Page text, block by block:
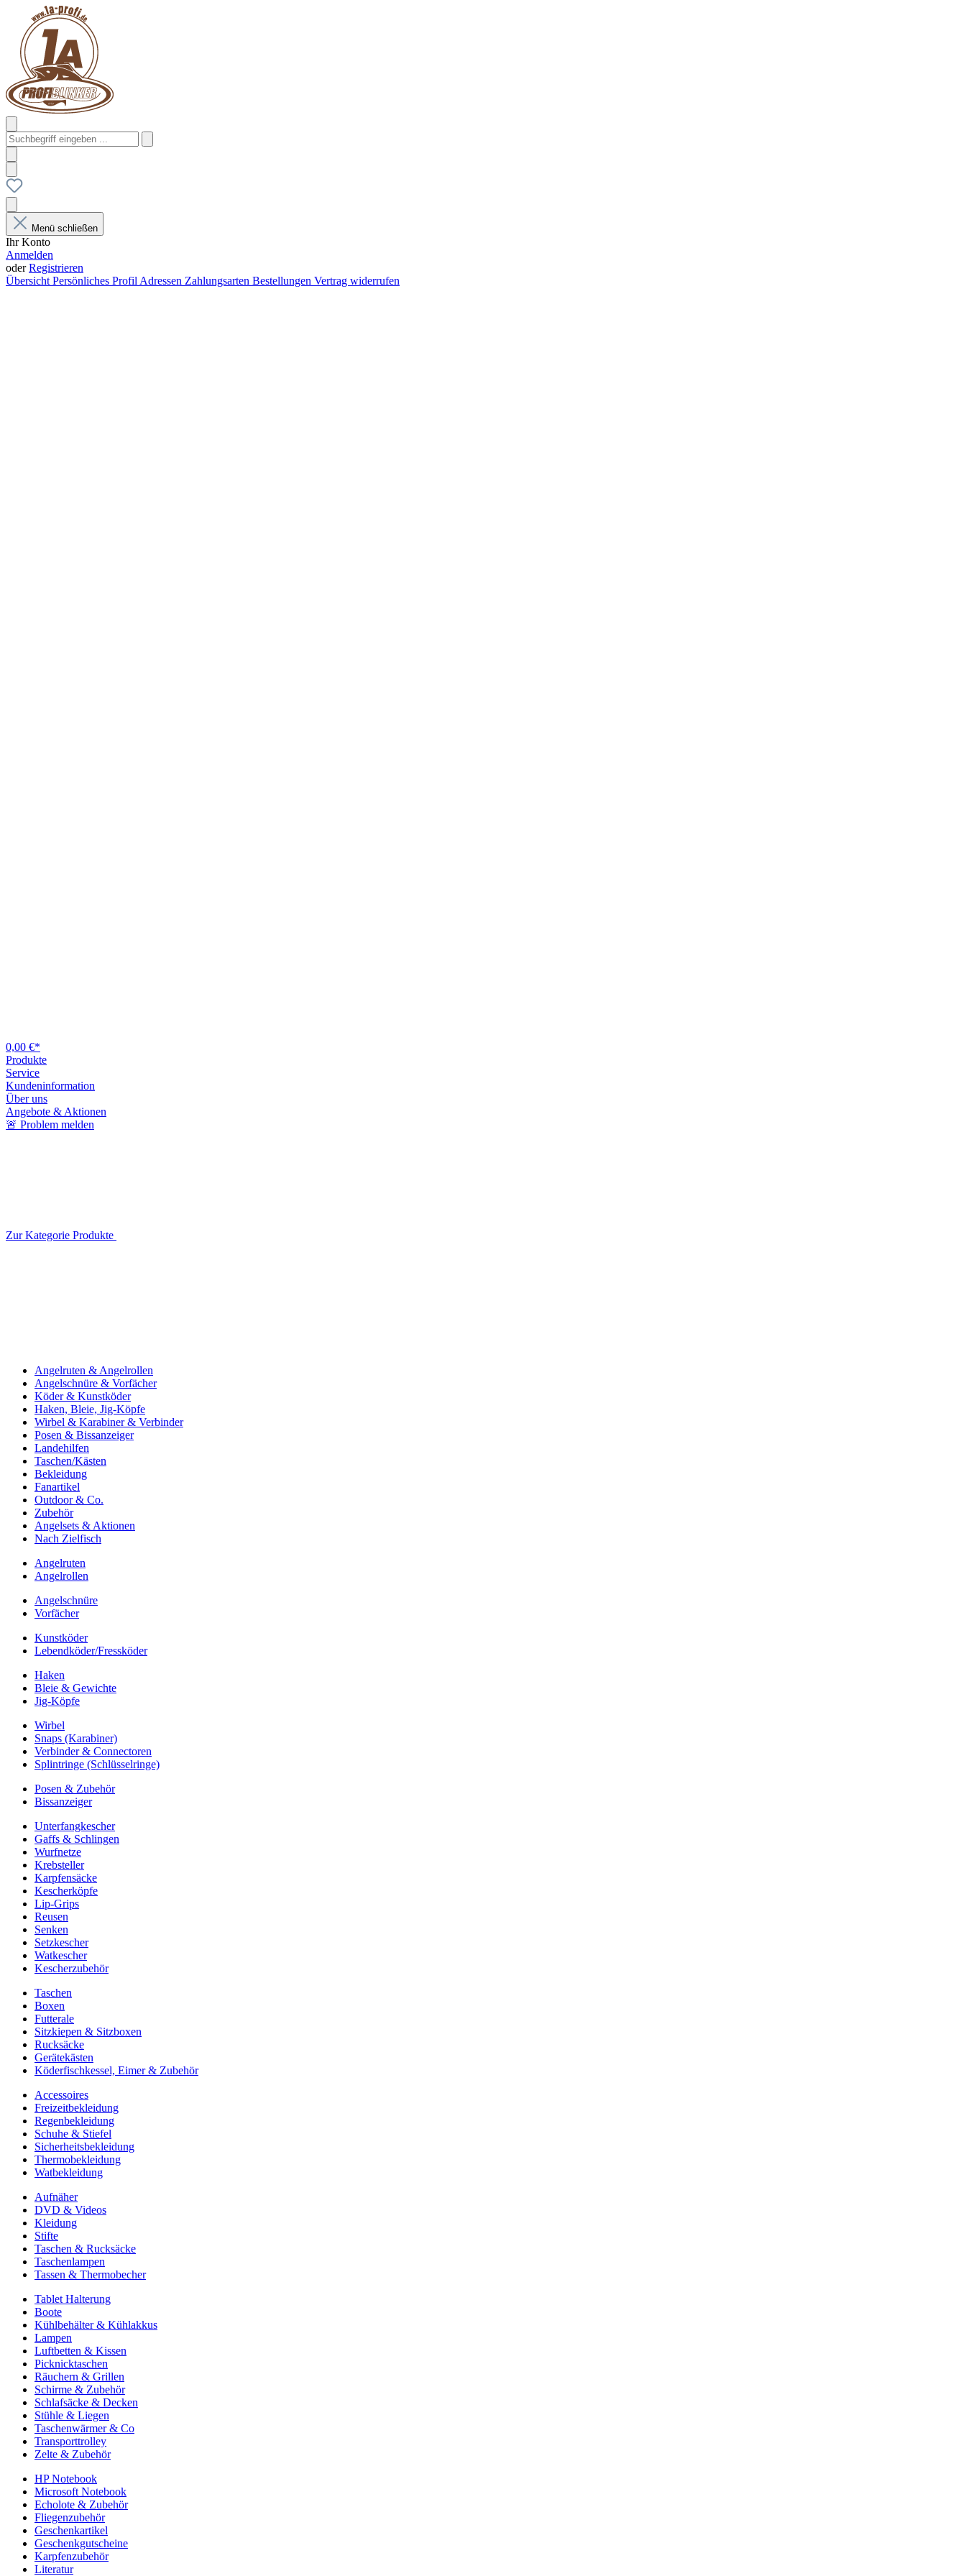
Menü schließen
Ihr Konto
Anmelden
oderRegistrieren
Übersicht Persönliches Profil Adressen Zahlungsarten Bestellungen Vertrag widerrufen
0,00 €*
Produkte
Service
Kundeninformation
Über uns
Angebote & Aktionen
🚨 Problem melden
Zur Kategorie Produkte
Angelruten & Angelrollen
Angelschnüre & Vorfächer
Köder & Kunstköder
Haken, Bleie, Jig-Köpfe
Wirbel & Karabiner & Verbinder
Posen & Bissanzeiger
Landehilfen
Taschen/Kästen
Bekleidung
Fanartikel
Outdoor & Co.
Zubehör
Angelsets & Aktionen
Nach Zielfisch
Angelruten
Angelrollen
Angelschnüre
Vorfächer
Kunstköder
Lebendköder/Fressköder
Haken
Bleie & Gewichte
Jig-Köpfe
Wirbel
Snaps (Karabiner)
Verbinder & Connectoren
Splintringe (Schlüsselringe)
Posen & Zubehör
Bissanzeiger
Unterfangkescher
Gaffs & Schlingen
Wurfnetze
Krebsteller
Karpfensäcke
Kescherköpfe
Lip-Grips
Reusen
Senken
Setzkescher
Watkescher
Kescherzubehör
Taschen
Boxen
Futterale
Sitzkiepen & Sitzboxen
Rucksäcke
Gerätekästen
Köderfischkessel, Eimer & Zubehör
Accessoires
Freizeitbekleidung
Regenbekleidung
Schuhe & Stiefel
Sicherheitsbekleidung
Thermobekleidung
Watbekleidung
Aufnäher
DVD & Videos
Kleidung
Stifte
Taschen & Rucksäcke
Taschenlampen
Tassen & Thermobecher
Tablet Halterung
Boote
Kühlbehälter & Kühlakkus
Lampen
Luftbetten & Kissen
Picknicktaschen
Räuchern & Grillen
Schirme & Zubehör
Schlafsäcke & Decken
Stühle & Liegen
Taschenwärmer & Co
Transporttrolley
Zelte & Zubehör
HP Notebook
Microsoft Notebook
Echolote & Zubehör
Fliegenzubehör
Geschenkartikel
Geschenkgutscheine
Karpfenzubehör
Literatur